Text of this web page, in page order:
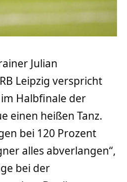
Julian
Leipzig verspricht
Halbfinale der
einen heißen Tanz.
bei 120 Prozent
alles abverlangen“,
bei der